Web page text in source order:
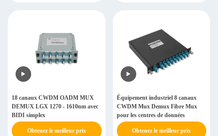
18 canaux CWDM OADM MUX
DEMUX LGX 1270 - 1610nm avec
BIDI simplex
Obtenez le meilleur prix
Équipement industriel 8 canaux
CWDM Mux Demux Fibre Mux
pour les centres de données
Obtenez le meilleur prix